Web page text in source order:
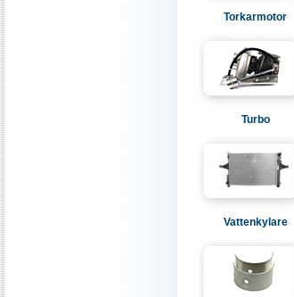
Torkarmotor
Turbo
Vattenkylare